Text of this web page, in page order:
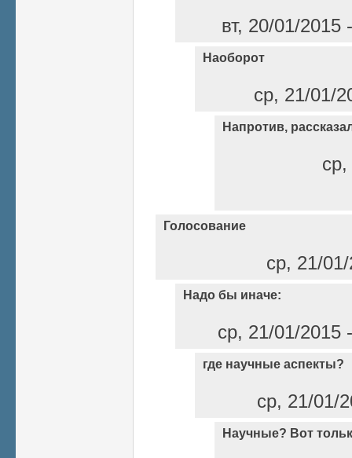
вт, 20/01/
Наоборот
ср, 21/01/
Напротив,
Голосование
ср, 21/
Надо бы иначе:
ср, 21/01/
где научные аспекты?
ср, 21/01/
Научные? Вот